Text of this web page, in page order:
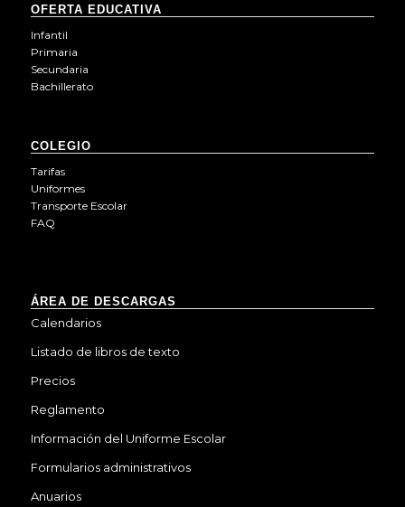
OFERTA EDUCATIVA
Infantil
Primaria
Secundaria
Bachillerato
COLEGIO
Tarifas
Uniformes
Transporte Escolar
FAQ
ÁREA DE DESCARGAS
Calendarios
Listado de libros de texto
Precios
Reglamento
Información del Uniforme Escolar
Formularios administrativos
Anuarios